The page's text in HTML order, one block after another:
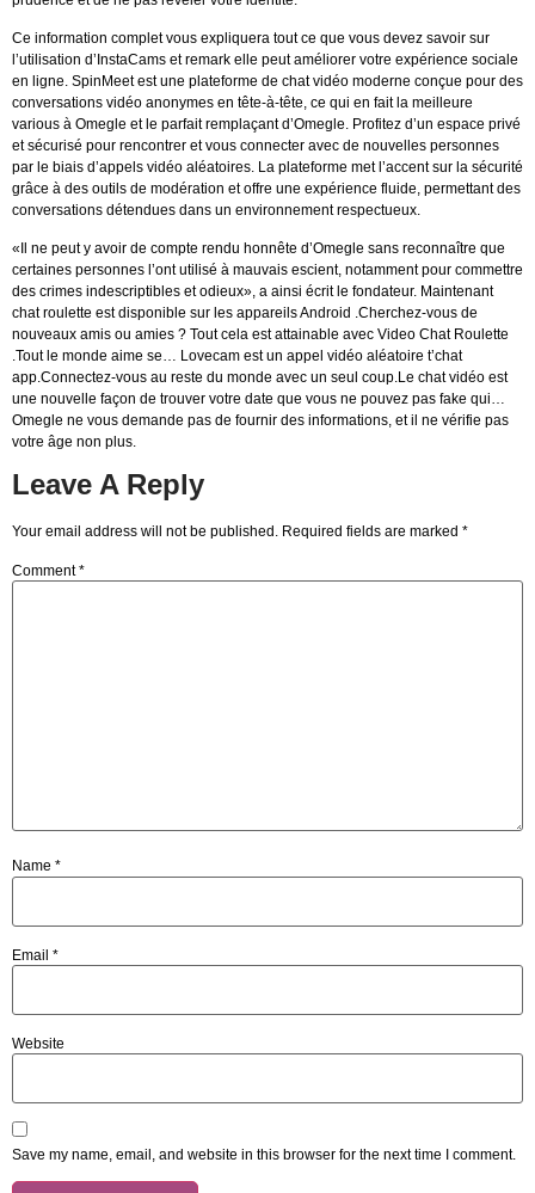
Ce information complet vous expliquera tout ce que vous devez savoir sur
l’utilisation d’InstaCams et remark elle peut améliorer votre expérience sociale
en ligne. SpinMeet est une plateforme de chat vidéo moderne conçue pour des
conversations vidéo anonymes en tête-à-tête, ce qui en fait la meilleure
various à Omegle et le parfait remplaçant d’Omegle. Profitez d’un espace privé
et sécurisé pour rencontrer et vous connecter avec de nouvelles personnes
par le biais d’appels vidéo aléatoires. La plateforme met l’accent sur la sécurité
grâce à des outils de modération et offre une expérience fluide, permettant des
conversations détendues dans un environnement respectueux.
«Il ne peut y avoir de compte rendu honnête d’Omegle sans reconnaître que
certaines personnes l’ont utilisé à mauvais escient, notamment pour commettre
des crimes indescriptibles et odieux», a ainsi écrit le fondateur. Maintenant
chat roulette est disponible sur les appareils Android .Cherchez-vous de
nouveaux amis ou amies ? Tout cela est attainable avec Video Chat Roulette
.Tout le monde aime se… Lovecam est un appel vidéo aléatoire t’chat
app.Connectez-vous au reste du monde avec un seul coup.Le chat vidéo est
une nouvelle façon de trouver votre date que vous ne pouvez pas fake qui…
Omegle ne vous demande pas de fournir des informations, et il ne vérifie pas
votre âge non plus.
Leave A Reply
Your email address will not be published. Required fields are marked *
Comment*
Name *
Email *
Website
Save my name, email, and website in this browser for the next time I comment.